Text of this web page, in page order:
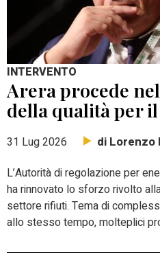
INTERVENTO
Arera procede
della qualità per
31 Lug 2026 di Lorenzo
L’Autorità di regolazione per
ha rinnovato lo sforzo rivolto
settore rifiuti. Tema di
allo stesso tempo, molteplici